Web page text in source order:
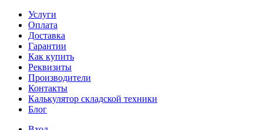
Услуги
Оплата
Доставка
Гарантии
Как купить
Реквизиты
Производители
Контакты
Калькулятор складской техники
Блог